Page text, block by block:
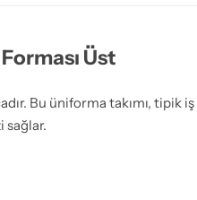
Üst
Bu üniforma takımı, tipik
sağlar.